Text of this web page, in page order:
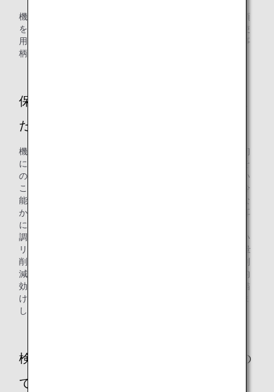
機内サービスの企画担当をしており、サービスの内容や手順
を決めたり、機内食やドリンクのメニュー、そして機内で使
用する物品を選んだりと、機内サービスに関するすべての事
柄に携わっています。
保冷剤への切り替えのきっかけを教えてく
ださい。
機内における資源リサイクルを推進するにあたり、まず最初
にプラスチック素材や使い捨ての物品を洗い出しました。そ
の中ですべての便に搭載しているドライアイスは物量が多い
こともあり、とても目立つ存在でした。ドライアイスの保冷
能力に頼ることが当たり前になっていたこともあり、なかな
か検討に着手できずにいたのですが、保冷剤の技術進歩を耳
にしたことをきっかけに調査・研究を始めました。
調査を進めていくと、保冷剤は限りある資源を無駄にしない
リユース可能な一品であり、ANAグループからのCO2排出量
削減も進められる上に、ドライアイスと比べ大幅なコスト削
減を実現することが可能だと分かりました。その他の副次的
効果も含め、すべての面においてポジティブなイメージを描
けたため、保冷剤導入のプロジェクトを発足させるに至りま
した。
検証はどのように何に着目して行なったの
ですか？